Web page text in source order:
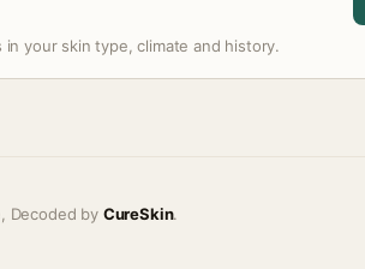
your skin type, climate and history.
Decoded by CureSkin.